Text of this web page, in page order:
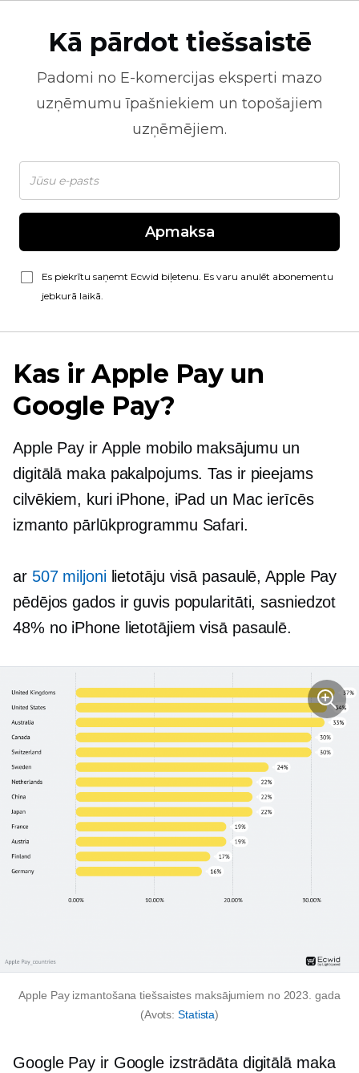
Kā pārdot tiešsaistē
Padomi no E-komercijas eksperti mazo
uzņēmumu īpašniekiem un topošajiem
uzņēmējiem.
Apmaksa
Es piekrītu saņemt Ecwid biļetenu. Es varu anulēt abonementu
jebkurā laikā.
Kas ir Apple Pay un
Google Pay?
Apple Pay ir Apple mobilo maksājumu un
digitālā maka pakalpojums. Tas ir pieejams
cilvēkiem, kuri iPhone, iPad un Mac ierīcēs
izmanto pārlūkprogrammu Safari.
ar 507 miljonilietotāju visā pasaulē, Apple Pay
pēdējos gados ir guvis popularitāti, sasniedzot
48% no iPhone lietotājiem visā pasaulē.
Apple Pay izmantošana tiešsaistes maksājumiem no 2023. gada
(Avots:Statista)
Google Pay ir Google izstrādāta digitālā maka